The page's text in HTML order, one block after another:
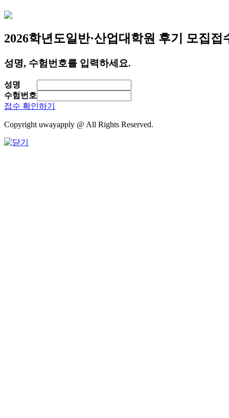
2026학년도일반·산업대학원 후기 모집접
성명, 수험번호를 입력하세요.
성명
수험번호
접수 확인하기
Copyright uwayapply @ All Rights Reserved.